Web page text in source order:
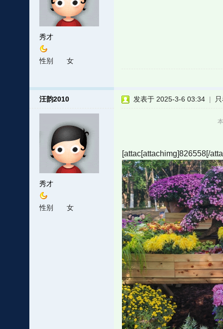
秀才
性别 女
汪韵2010
秀才
性别 女
发表于 2025-3-6 03:34 |
[attac[attachimg]826558[/